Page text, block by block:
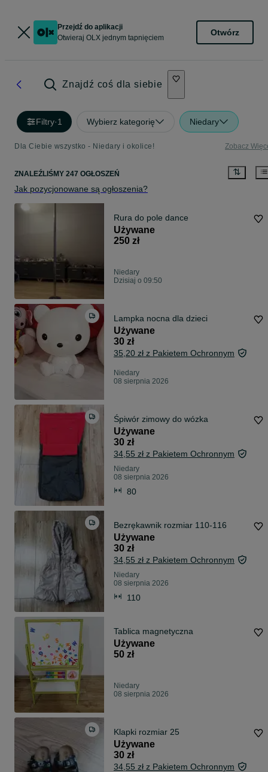
Przejdź do aplikacji
Otwieraj OLX jednym tapnięciem
Otwórz
Znajdź coś dla siebie
Filtry·1 Wybierz kategorię Niedary
Dla Ciebie wszystko - Niedary i okolice! Zobacz
ZNALEŹLIŚMY 247 OGŁOSZEŃ
Jak pozycjonowane są ogłoszenia?
Rura do pole dance
Używane
250 zł
Niedary
Dzisiaj o 09:50
Lampka nocna dla dzieci
Używane
30 zł
35,20 zł z Pakietem Ochronnym
Niedary
08 sierpnia 2026
Śpiwór zimowy do wózka
Używane
30 zł
34,55 zł z Pakietem Ochronnym
Niedary
08 sierpnia 2026
80
Bezrękawnik rozmiar 110-116
Używane
30 zł
34,55 zł z Pakietem Ochronnym
Niedary
08 sierpnia 2026
110
Tablica magnetyczna
Używane
50 zł
Niedary
08 sierpnia 2026
Klapki rozmiar 25
Używane
30 zł
34,55 zł z Pakietem Ochronnym